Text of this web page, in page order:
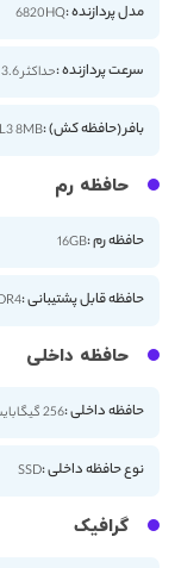
مدل پردازنده :6820HQ
سرعت پردازنده :حداکثر 3.6 گیگاهرتز
بافر (حافظه کش) :L3 8MB
حافظه رم
حافظه رم :16GB
حافظه قابل پشتیبانی :
حافظه داخلی
حافظه داخلی :256 گیگابایت
نوع حافظه داخلی :SSD
گرافیک